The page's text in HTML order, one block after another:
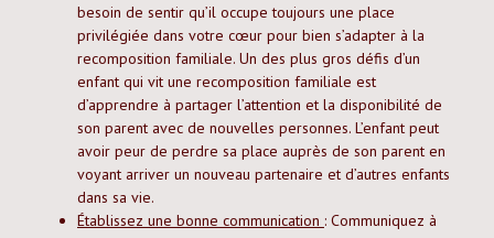
besoin de sentir qu’il occupe toujours une place
privilégiée dans votre cœur pour bien s’adapter à la
recomposition familiale. Un des plus gros défis d’un
enfant qui vit une recomposition familiale est
d’apprendre à partager l’attention et la disponibilité de
son parent avec de nouvelles personnes. L’enfant peut
avoir peur de perdre sa place auprès de son parent en
voyant arriver un nouveau partenaire et d’autres enfants
dans sa vie.
Établissez une bonne communication : Communiquez à